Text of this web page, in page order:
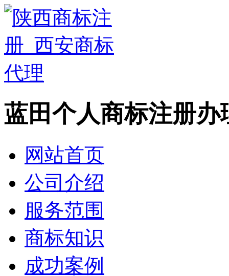
蓝田个人商标注册
网站首页
公司介绍
服务范围
商标知识
成功案例